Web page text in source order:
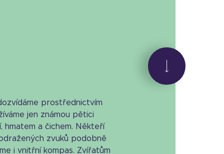
prostřednictvím
jen známou pětici
hmatem a čichem. Někteří
zvuků podobně
i vnitřní kompas. Zvířatům